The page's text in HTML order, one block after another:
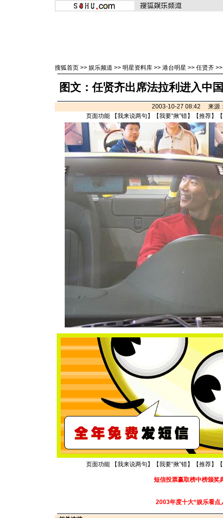
搜狐首页 >> 娱乐频道 >> 明星资料库 >> 港台明星 >> 任贤齐
图文：任贤齐出席法拉利进入中
2003-10-27 08:42 来源
页面功能 【我来说两句 】【我要“揪”错】【推荐】
页面功能 【我来说两句 】【我要“揪”错】【推荐】
短信投票赢取榜中榜颁奖
2003年度十大“娱乐看点